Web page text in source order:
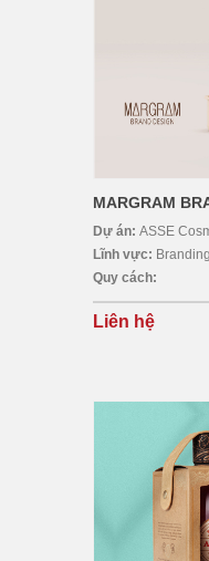
MARGRAM
Dự án: ASSE
Lĩnh vực:
Quy cách:
Liên hệ